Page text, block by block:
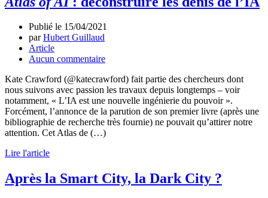
Publié le 15/04/2021
parHubert Guillaud
Article
Aucun commentaire
Kate Crawford (@katecrawford) fait partie des chercheurs dont
nous suivons avec passion les travaux depuis longtemps – voir
notamment, « L’IA est une nouvelle ingénierie du pouvoir ».
Forcément, l’annonce de la parution de son premier livre (après une
bibliographie de recherche très fournie) ne pouvait qu’attirer notre
attention. Cet Atlas de (…)
Lire l'article
Après la Smart City, la Dark City ?